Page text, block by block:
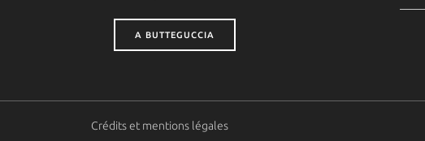
A BUTTEGUCCIA
Crédits et mentions légales